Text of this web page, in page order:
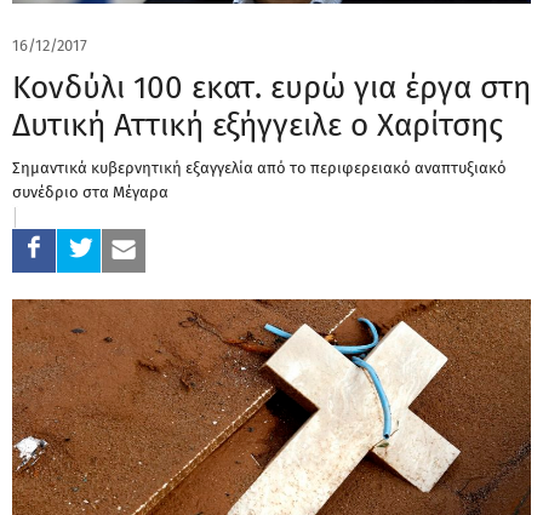
16/12/2017
Κονδύλι 100 εκατ. ευρώ για έργα στη
Δυτική Αττική εξήγγειλε ο Χαρίτσης
Σημαντικά κυβερνητική εξαγγελία από το περιφερειακό αναπτυξιακό
συνέδριο στα Μέγαρα